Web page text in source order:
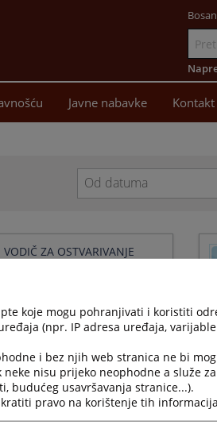
Javne nabavke Kontakt
to
interact
and
select
date.
Press
the
question
VODIČ ZA OSTVARIVANJE
23.03.2022.
Vodič za svjedoke u krivičnom
postupku
koje mogu pohranjivati i koristiti
(npr. IP adresa uređaja,
i bez njih web stranica ne bi
nisu prijeko neophodne a služe
budućeg usavršavanja stranice...).
pravo na korištenje tih